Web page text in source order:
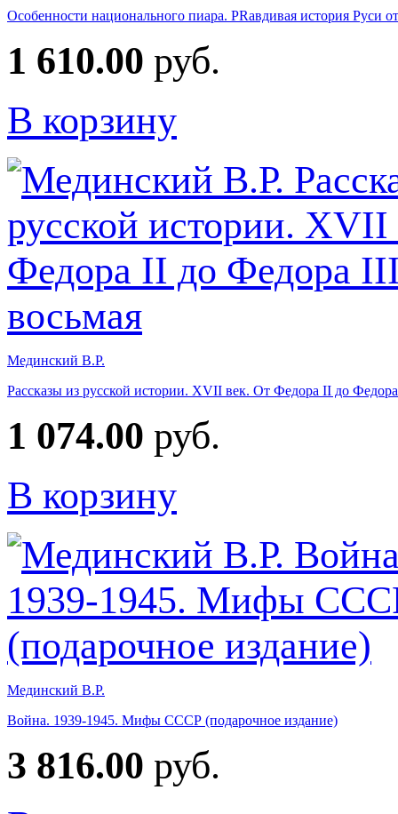
Особенности национального пиара. PRавдивая история Руси
1 610.00 руб.
В корзину
Мединский В.Р.
Рассказы из русской истории. XVII век. От Федора II до
1 074.00 руб.
В корзину
Мединский В.Р.
Война. 1939-1945. Мифы СССР (подарочное издание)
3 816.00 руб.